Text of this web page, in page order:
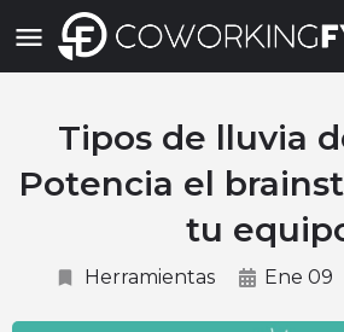
Tipos de lluvia
Potencia el
tu
Herramientas Ene 09